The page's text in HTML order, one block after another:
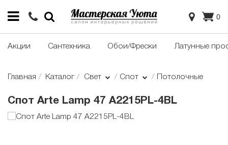
0
Акции Сантехника Обои/Фрески Латунные
Главная Каталог Свет Спот Потолочные
Cпот Arte Lamp 47 A2215PL-4BL